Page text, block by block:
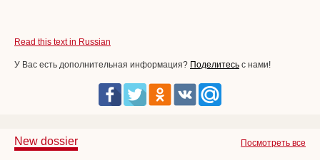
Read this text in Russian
У Вас есть дополнительная информация? Поделитесь с нами!
Посмотреть все
New dossier